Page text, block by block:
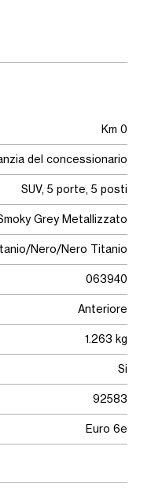
Km 0
del concessionario
SUV, 5 porte, 5 posti
Grey Metallizzato
Nero/Nero Titanio
063940
Anteriore
1.263 kg
Si
92583
Euro 6e